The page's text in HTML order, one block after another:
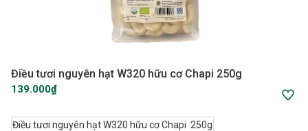
Điều tươi nguyên hạt W320 hữu cơ Chapi 250g
139.000₫
Điều tươi nguyên hạt W320 hữu cơ Chapi 250g